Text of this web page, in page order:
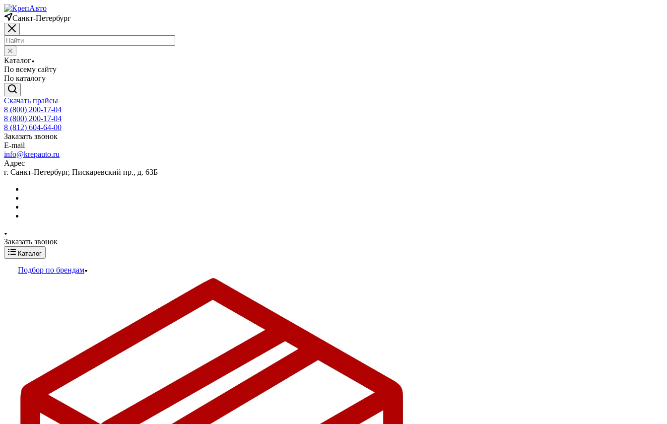
Санкт-Петербург
Каталог
По всему сайту
По каталогу
Скачать прайсы
8 (800) 200-17-04
8 (800) 200-17-04
8 (812) 604-64-00
Заказать звонок
E-mail
info@krepauto.ru
Адрес
г. Санкт-Петербург, Пискаревский пр., д. 63Б
Заказать звонок
Каталог
Подбор по брендам